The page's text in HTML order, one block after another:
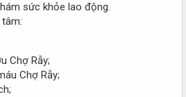
sức khỏe lao động.
Chợ Rẫy;
Chợ Rẫy;